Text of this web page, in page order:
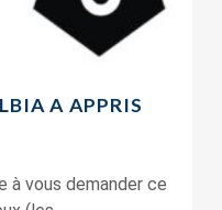
A APPRIS
à vous demander ce